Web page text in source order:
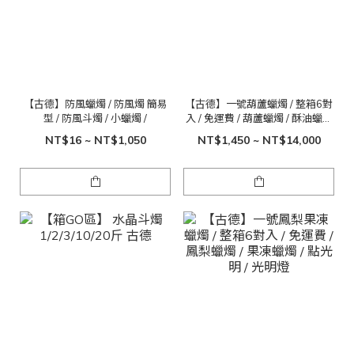
【古德】防風蠟燭 / 防風燭 簡易
型 / 防風斗燭 / 小蠟燭 /
NT$16 ~ NT$1,050
【古德】一號葫蘆蠟燭 / 整箱6對
入 / 免運費 / 葫蘆蠟燭 / 酥油蠟燭
/ 點光明 / 光明燈
NT$1,450 ~ NT$14,000